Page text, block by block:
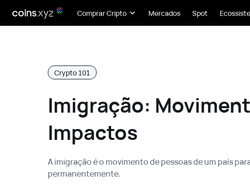
Comprar Cripto Mercados Spot
Crypto 101
Imigração:
Impactos
A imigração é o movimento de pessoas de um país
permanentemente.